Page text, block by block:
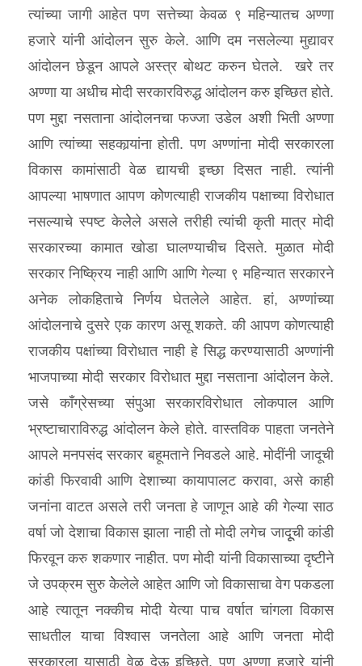
त्यांच्या जागी आहेत पण सत्तेच्या केवळ ९ महिन्यातच अण्णा
हजारे यांनी आंदोलन सुरु केले. आणि दम नसलेल्या मुद्यावर
आंदोलन छेडून आपले अस्त्र बोथट करुन घेतले. खरे तर
अण्णा या अधीच मोदी सरकारविरुद्ध आंदोलन करु इच्छित होते.
पण मुद्दा नसताना आंदोलनचा फज्जा उडेल अशी भिती अण्णा
आणि त्यांच्या सहकार्‍यांना होती. पण अण्णांना मोदी सरकारला
विकास कामांसाठी वेळ द्यायची इच्छा दिसत नाही. त्यांनी
आपल्या भाषणात आपण कोेणत्याही राजकीय पक्षाच्या विरोधात
नसल्याचे स्पष्ट केलेेले असले तरीही त्यांची कृती मात्र मोदी
सरकारच्या कामात खोडा घालण्याचीच दिसते. मुळात मोदी
सरकार निष्क्रिय नाही आणि आणि गेल्या ९ महिन्यात सरकारने
अनेक लोकहिताचे निर्णय घेतलेले आहेत. हां, अण्णांच्या
आंदोलनाचे दुसरे एक कारण असू शकते. की आपण कोणत्याही
राजकीय पक्षांच्या विरोधात नाही हे सिद्ध करण्यासाठी अण्णांनी
भाजपाच्या मोदी सरकार विरोधात मुद्दा नसताना आंदोलन केले.
जसे कॉंग्रेसच्या संपुआ सरकारविरोधात लोकपाल आणि
भ्रष्टाचाराविरुद्ध आंदोलन केले होते. वास्तविक पाहता जनतेने
आपले मनपसंद सरकार बहूमताने निवडले आहे. मोदींनी जादूची
कांडी फिरवावी आणि देशाच्या कायापालट करावा, असे काही
जनांना वाटत असले तरी जनता हे जाणून आहे की गेल्या साठ
वर्षा जो देशाचा विकास झाला नाही तो मोदी लगेच जादूूची कांडी
फिरवून करु शकणार नाहीत. पण मोदी यांनी विकासाच्या दृष्टीने
जे उपक्रम सुरु केेलेले आहेत आणि जो विकासाचा वेग पकडला
आहे त्यातून नक्कीच मोदी येत्या पाच वर्षात चांगला विकास
साधतील याचा विश्‍वास जनतेला आहे आणि जनता मोदी
सरकारला यासाठी वेळ देऊ इच्छिते. पण अण्णा हजारे यांनी